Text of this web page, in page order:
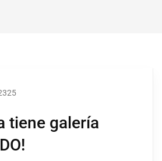
tiene galería